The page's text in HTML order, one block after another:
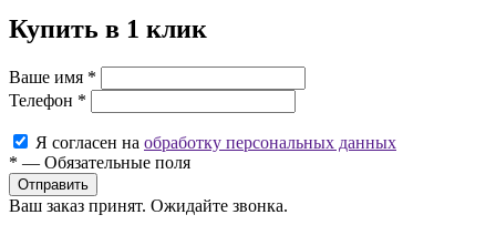
Купить в 1 клик
Ваше имя *
Телефон *
Я согласен на обработку персональных данных
* — Обязательные поля
Ваш заказ принят. Ожидайте звонка.